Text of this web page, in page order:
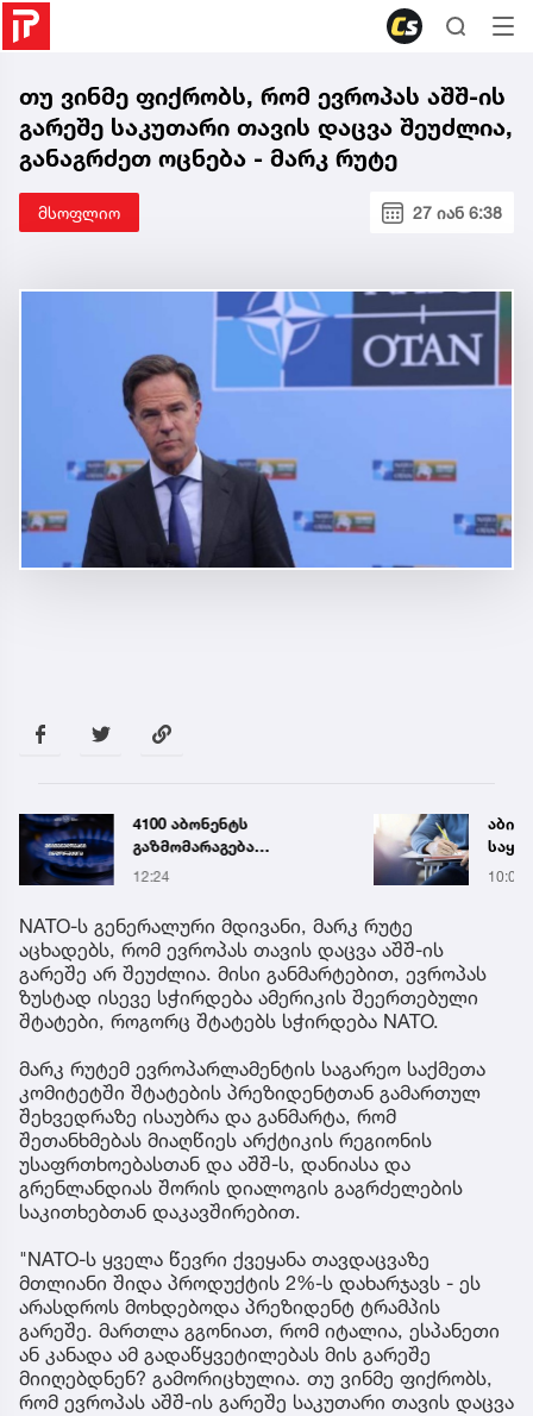
თუ ვინმე ფიქრობს, რომ ევროპას აშშ-ის
გარეშე საკუთარი თავის დაცვა შეუძლია,
განაგრძეთ ოცნება - მარკ რუტე
მსოფლიო 27 იან 6:38
4100 აბონენტს
გაზმომარაგება
ავარიულად შეუწყდა -
გაფრთხილება
12:24
წლის
10:05
NATO-ს გენერალური მდივანი, მარკ რუტე
აცხადებს, რომ ევროპას თავის დაცვა აშშ-ის
გარეშე არ შეუძლია. მისი განმარტებით, ევროპას
ზუსტად ისევე სჭირდება ამერიკის შეერთებული
შტატები, როგორც შტატებს სჭირდება NATO.
მარკ რუტემ ევროპარლამენტის საგარეო საქმეთა
კომიტეტში შტატების პრეზიდენტთან გამართულ
შეხვედრაზე ისაუბრა და განმარტა, რომ
შეთანხმებას მიაღწიეს არქტიკის რეგიონის
უსაფრთხოებასთან და აშშ-ს, დანიასა და
გრენლანდიას შორის დიალოგის გაგრძელების
საკითხებთან დაკავშირებით.
"NATO-ს ყველა წევრი ქვეყანა თავდაცვაზე
მთლიანი შიდა პროდუქტის 2%-ს დახარჯავს - ეს
არასდროს მოხდებოდა პრეზიდენტ ტრამპის
გარეშე. მართლა გგონიათ, რომ იტალია, ესპანეთი
ან კანადა ამ გადაწყვეტილებას მის გარეშე
მიიღებდნენ? გამორიცხულია. თუ ვინმე ფიქრობს,
რომ ევროპას აშშ-ის გარეშე საკუთარი თავის დაცვა